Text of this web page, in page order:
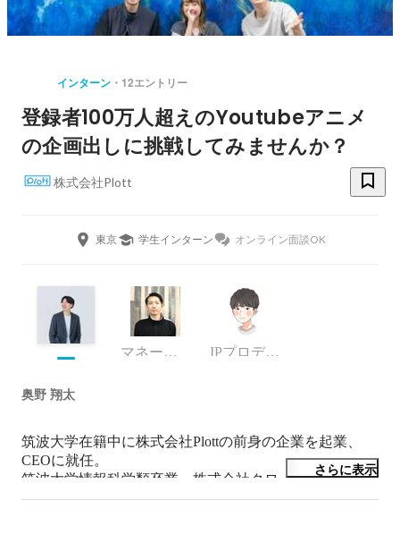
インターン 12エントリー
登録者100万人超えのYoutubeアニメ
の企画出しに挑戦してみませんか？
株式会社Plott
東京 学生インターン オンライン面談OK
マネージャー IPプロデューサー
奥野 翔太
筑波大学在籍中に株式会社Plottの前身の企業を起業、
CEOに就任。
筑波大学情報科学類卒業。株式会社クロノファクトリー
にて事業ディレクターとして勤務し、起業家・経営者を
さらに表示